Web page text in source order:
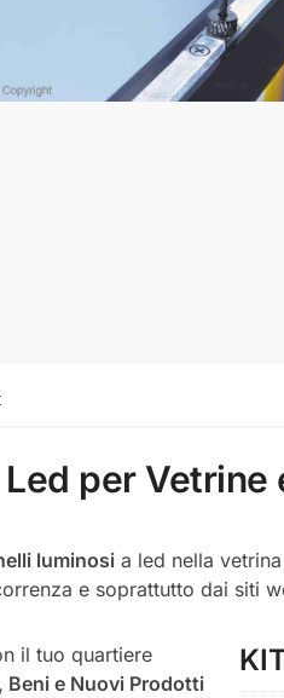
per Vetrine
luminosia led nella
e soprattutto dai siti
il tuo quartiere
Beni e Nuovi Prodotti